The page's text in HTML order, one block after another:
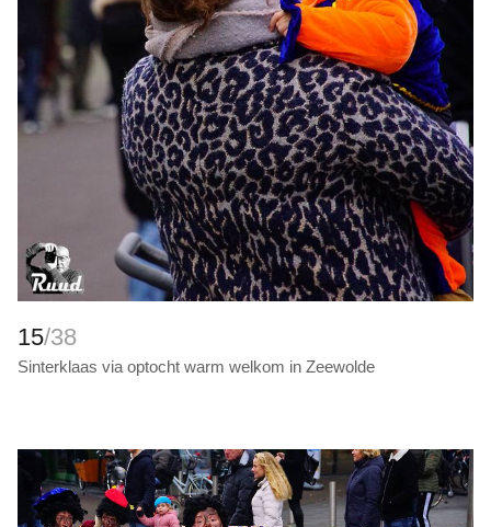
15/38
Sinterklaas via optocht warm welkom in Zeewolde